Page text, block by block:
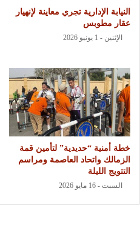
النيابة الإدارية تجري معاينة لإنهيار
عقار مطوبس
الإثنين - 1 يونيو 2026
خطة أمنية “حديدية” لتأمين قمة
الزمالك واتحاد العاصمة ومراسم
التتويج الليلة
السبت - 16 مايو 2026